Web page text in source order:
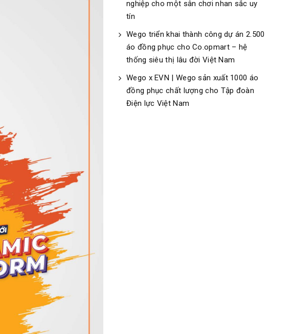
nghiệp cho một sân chơi nhan sắc uy
tín
Wego triển khai thành công dự án 2.500
áo đồng phục cho Co.opmart – hệ
thống siêu thị lâu đời Việt Nam
Wego x EVN | Wego sản xuất 1000 áo
đồng phục chất lượng cho Tập đoàn
Điện lực Việt Nam